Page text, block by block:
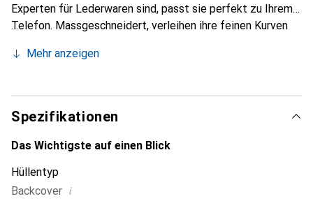
Experten für Lederwaren sind, passt sie perfekt zu Ihrem
Telefon. Massgeschneidert, verleihen ihre feinen Kurven
unverzichtbaren Accessoire für Ihr Smartphone.
die Marke Noreve eine zuverlässige Wahl für eine
anspruchsvolle Kundschaft.
Mehr anzeigen
Spezifikationen
Das Wichtigste auf einen Blick
Hüllentyp
Backcover i